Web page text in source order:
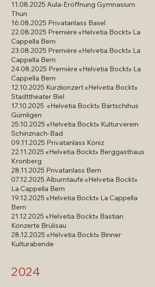
11.08.2025 Aula-Eröffnung Gymnasium
Thun
16.08.2025 Privatanlass Basel
22.08.2025 Première «Helvetia Bockt» La
Cappella Bern
23.08.2025 Première «Helvetia Bockt» La
Cappella Bern
​24.08.2025 Première «Helvetia Bockt» La
Cappella Bern
12.10.2025 Kurzkonzert «Helvetia Bockt»
Stadttheater Biel
17.10.2025 «Helvetia Bockt» Bärtschihus
Gümligen
25.10.2025 «Helvetia Bockt» Kulturverein
Schinznach-Bad
09.11.2025 Privatanlass Köniz
22.11.2025 «Helvetia Bockt» Berggasthaus
Kronberg
28.11.2025 Privatanlass Bern
07.12.2025 Albumtaufe «Helvetia Bockt»
La Cappella Bern
19.12.2025 «Helvetia Bockt» La Cappella
Bern
21.12.2025 «Helvetia Bockt» Bastian
Konzerte Brülisau
28.12.2025 «Helvetia Bockt» Binner
Kulturabende
2024